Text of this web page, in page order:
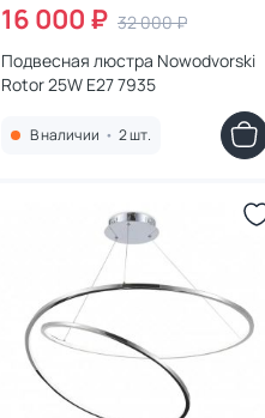
16 000 ₽ 32 000 ₽
Подвесная люстра Nowodvorski
Rotor 25W E27 7935
В наличии • 2 шт.